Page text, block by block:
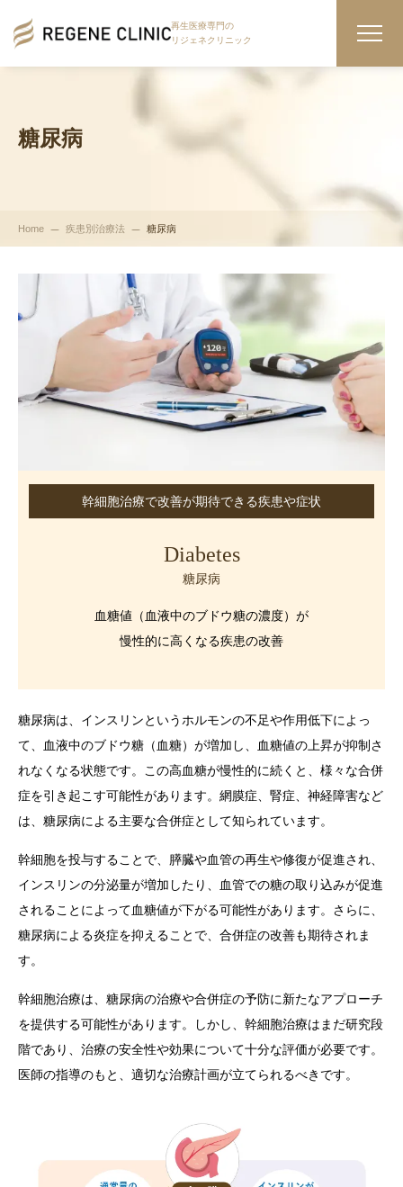
再生医療専門の
リジェネクリニック
糖尿病
Home 疾患別治療法 糖尿病
幹細胞治療で改善が期待できる疾患や症状
Diabetes
糖尿病
血糖値（血液中のブドウ糖の濃度）が
慢性的に高くなる疾患の改善
糖尿病は、インスリンというホルモンの不足や作用低下によっ
て、血液中のブドウ糖（血糖）が増加し、血糖値の上昇が抑制さ
れなくなる状態です。この高血糖が慢性的に続くと、様々な合併
症を引き起こす可能性があります。網膜症、腎症、神経障害など
は、糖尿病による主要な合併症として知られています。
幹細胞を投与することで、膵臓や血管の再生や修復が促進され、
インスリンの分泌量が増加したり、血管での糖の取り込みが促進
されることによって血糖値が下がる可能性があります。さらに、
糖尿病による炎症を抑えることで、合併症の改善も期待されま
す。
幹細胞治療は、糖尿病の治療や合併症の予防に新たなアプローチ
を提供する可能性があります。しかし、幹細胞治療はまだ研究段
階であり、治療の安全性や効果について十分な評価が必要です。
医師の指導のもと、適切な治療計画が立てられるべきです。